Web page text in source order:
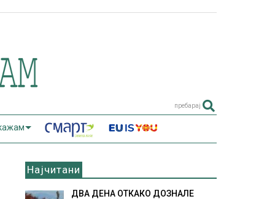
пребарај
Најчитани
ДВА ДЕНА ОТКАКО ДОЗНАЛЕ